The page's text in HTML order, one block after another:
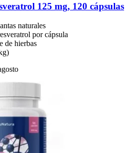
125 mg, 120 cápsulas
naturales
por cápsula
de hierbas